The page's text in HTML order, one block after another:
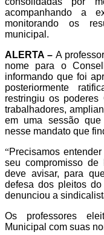
acompanhando a
monitorando os
municipal.
ALERTA – A
nome para o
informando que foi
posteriormente
restringiu os
trabalhadores,
em uma sessão que
nesse mandato que
“Precisamos
seu compromisso de
deve avisar, para
defesa dos pleitos do
denunciou a
Os professores
Municipal com suas